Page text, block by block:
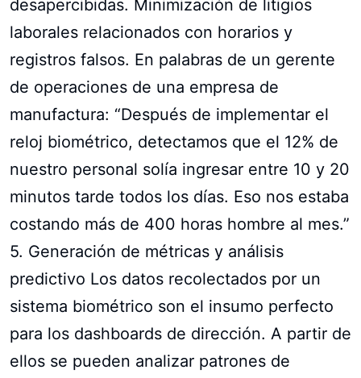
desapercibidas. Minimización de litigios
laborales relacionados con horarios y
registros falsos. En palabras de un gerente
de operaciones de una empresa de
manufactura: “Después de implementar el
reloj biométrico, detectamos que el 12% de
nuestro personal solía ingresar entre 10 y 20
minutos tarde todos los días. Eso nos estaba
costando más de 400 horas hombre al mes.”
5. Generación de métricas y análisis
predictivo Los datos recolectados por un
sistema biométrico son el insumo perfecto
para los dashboards de dirección. A partir de
ellos se pueden analizar patrones de